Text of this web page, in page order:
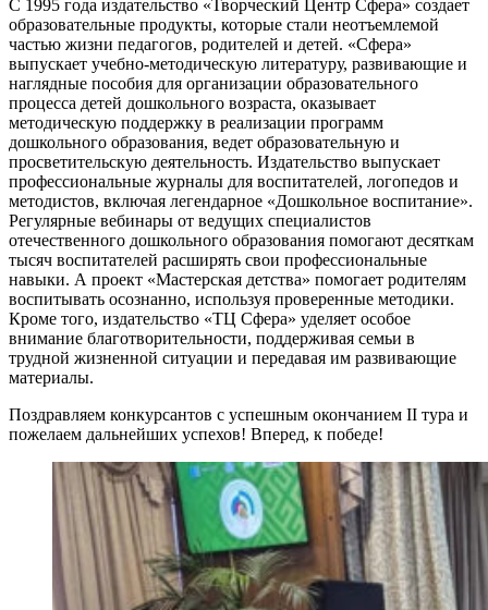
С 1995 года издательство «Творческий Центр Сфера» создает
образовательные продукты, которые стали неотъемлемой
частью жизни педагогов, родителей и детей. «Сфера»
выпускает учебно-методическую литературу, развивающие и
наглядные пособия для организации образовательного
процесса детей дошкольного возраста, оказывает
методическую поддержку в реализации программ
дошкольного образования, ведет образовательную и
просветительскую деятельность. Издательство выпускает
профессиональные журналы для воспитателей, логопедов и
методистов, включая легендарное «Дошкольное воспитание».
Регулярные вебинары от ведущих специалистов
отечественного дошкольного образования помогают десяткам
тысяч воспитателей расширять свои профессиональные
навыки. А проект «Мастерская детства» помогает родителям
воспитывать осознанно, используя проверенные методики.
Кроме того, издательство «ТЦ Сфера» уделяет особое
внимание благотворительности, поддерживая семьи в
трудной жизненной ситуации и передавая им развивающие
материалы.
Поздравляем конкурсантов с успешным окончанием II тура и
пожелаем дальнейших успехов! Вперед, к победе!